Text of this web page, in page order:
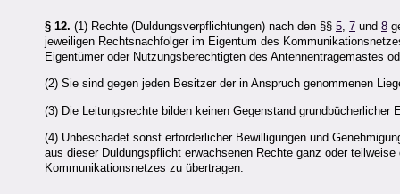
§ 12. (1) Rechte (Duldungsverpflichtungen) nach den §§ 5 7 und 8
jeweiligen Rechtsnachfolger im Eigentum des
Eigentümer oder Nutzungsberechtigten des Antennentragemastes
(2) Sie sind gegen jeden Besitzer der in Anspruch genommenen
(3) Die Leitungsrechte bilden keinen Gegenstand
(4) Unbeschadet sonst erforderlicher Bewilligungen und
aus dieser Duldungspflicht erwachsenen Rechte ganz oder
Kommunikationsnetzes zu übertragen.